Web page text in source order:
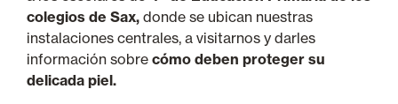
colegios de Sax, donde se ubican nuestras
instalaciones centrales, a visitarnos y darles
información sobre cómo deben proteger su
delicada piel.